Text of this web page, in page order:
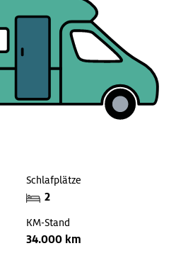
Schlafplätze
2
KM-Stand
34.000 km